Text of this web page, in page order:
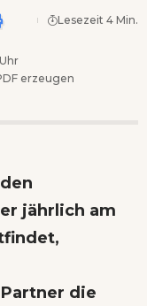
erzeugen
Lesezeit 4 Min.
jährlich am
die